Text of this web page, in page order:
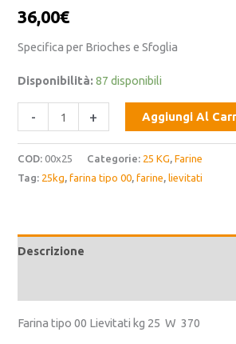
36,00€
Specifica per Brioches e Sfoglia
Disponibilità: 87 disponibili
- + Aggiungi Al
COD:00x25 Categorie: 25 KG,Farine
Tag: 25kg,farina tipo 00,farine, lievitati
Descrizione
Farina tipo 00 Lievitati kg 25 W 370